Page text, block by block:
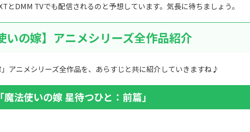
とDMM TVでも配信されるのと予想しています。気長に待ちましょう。
いの嫁】アニメシリーズ全作品紹介
」アニメシリーズ全作品を、あらすじと共に紹介していきますね♪
魔法使いの嫁 星待つひと：前篇」